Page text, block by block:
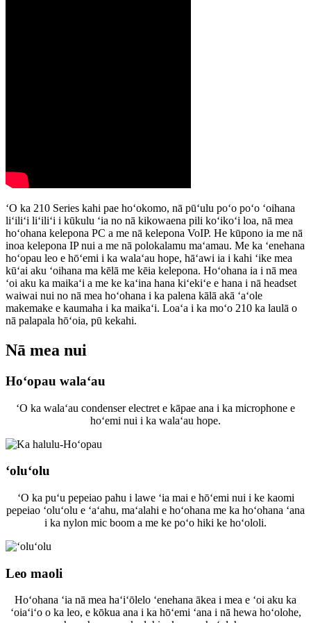
ʻO ka 210 Series kahi pae hoʻokomo, nā pūʻulu poʻo poʻo ʻoihana
liʻiliʻi liʻiliʻi i kūkulu ʻia no nā kikowaena pili koʻikoʻi loa, nā mea
hoʻohana kelepona PC a me nā kelepona VoIP. He kūpono ia me nā
inoa kelepona IP nui a me nā polokalamu maʻamau. Me ka ʻenehana
hoʻopau leo e hōʻemi i ka walaʻau hope, hāʻawi ia i kahi ʻike mea
kūʻai aku ʻoihana ma kēlā me kēia kelepona. Hoʻohana ia i nā mea
ʻoi aku ka maikaʻi a me ke kaʻina hana kiʻekiʻe e hana i nā headset
waiwai nui no nā mea hoʻohana i ka palena kālā akā ʻaʻole
makemake e kaumaha i ka maikaʻi. Loaʻa i ka moʻo 210 ka laulā o
nā palapala hōʻoia, pū kekahi.
Nā mea nui
Hoʻopau walaʻau
ʻO ka walaʻau condenser electret e kāpae ana i ka microphone e
hoʻemi nui i ka walaʻau hope.
ʻoluʻolu
ʻO ka puʻu pepeiao pahu i lawe ʻia mai e hōʻemi nui i ke kaomi
pepeiao ʻoluʻolu e ʻaʻahu, maʻalahi e hoʻohana me ka hoʻohana ʻana
i ka nylon mic boom a me ke poʻo hiki ke hoʻololi.
Leo maoli
Hoʻohana ʻia nā mea haʻiʻōlelo ʻenehana ākea i mea e ʻoi aku ka
ʻoiaʻiʻo o ka leo, e kōkua ana i ka hōʻemi ʻana i nā hewa hoʻolohe,